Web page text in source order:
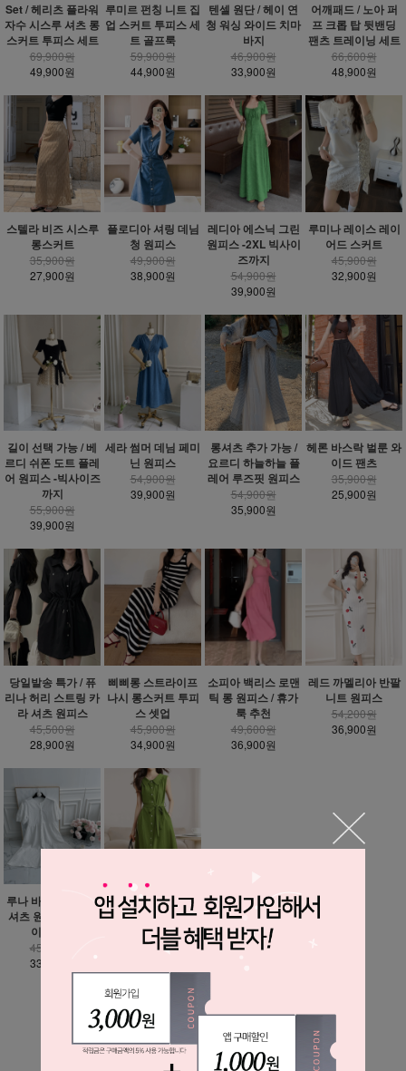
Set / 헤리츠 플라워
자수 시스루 셔츠 롱
스커트 투피스 세트
69,900원
49,900원
루미르 펀칭 니트 집
업 스커트 투피스 세
트 골프룩
59,900원
44,900원
텐셀 원단 / 헤이 연
청 워싱 와이드 치마
바지
46,900원
33,900원
어깨패드 / 노아 퍼
프 크롭 탑 뒷밴딩
팬츠 트레이닝 세트
66,600원
48,900원
스텔라 비즈 시스루
롱스커트
35,900원
27,900원
플로디아 셔링 데님
청 원피스
49,900원
38,900원
레디아 에스닉 그린
원피스 -2XL 빅사이
즈까지
54,900원
39,900원
루미나 레이스 레이
어드 스커트
45,900원
32,900원
길이 선택 가능 / 베
르디 쉬폰 도트 플레
어 원피스 -빅사이즈
까지
55,900원
39,900원
세라 썸머 데님 페미
닌 원피스
54,900원
39,900원
롱셔츠 추가 가능 /
요르디 하늘하늘 플
레어 루즈핏 원피스
54,900원
35,900원
헤론 바스락 벌룬 와
이드 팬츠
35,900원
25,900원
당일발송 특가 / 퓨
리나 허리 스트링 카
라 셔츠 원피스
45,500원
28,900원
삐삐롱 스트라이프
나시 롱스커트 투피
스 셋업
45,900원
34,900원
소피아 백리스 로맨
틱 롱 원피스 / 휴가
룩 추천
49,600원
36,900원
레드 까멜리아 반팔
니트 원피스
54,200원
36,900원
루나 바스락 루즈핏
셔츠 원피스 - 빅사
이즈까지
45,600원
33,900원
올리브 그린 셔츠 원
피스
45,900원
35,900원
MORE ▼